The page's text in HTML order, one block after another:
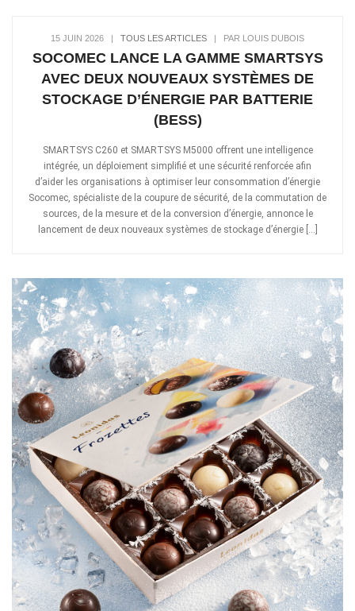
15 JUIN 2026 | TOUS LES ARTICLES | PAR LOUIS DUBOIS
SOCOMEC LANCE LA GAMME SMARTSYS
AVEC DEUX NOUVEAUX SYSTÈMES DE
STOCKAGE D’ÉNERGIE PAR BATTERIE
(BESS)
SMARTSYS C260 et SMARTSYS M5000 offrent une intelligence
intégrée, un déploiement simplifié et une sécurité renforcée afin
d’aider les organisations à optimiser leur consommation d’énergie
Socomec, spécialiste de la coupure de sécurité, de la commutation de
sources, de la mesure et de la conversion d’énergie, annonce le
lancement de deux nouveaux systèmes de stockage d’énergie […]